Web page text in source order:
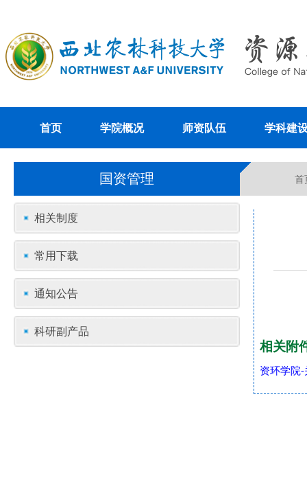
首页 学院概况 师资队伍 学科建
国资管理 首
相关制度
常用下载
通知公告
科研副产品
相关附
资环学院